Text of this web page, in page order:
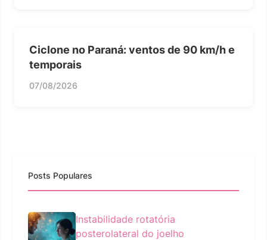
Ciclone no Paraná: ventos de 90 km/h e
temporais
07/08/2026
Posts Populares
Instabilidade rotatória
posterolateral do joelho